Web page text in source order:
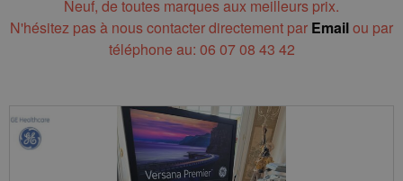
Neuf, de toutes marques aux meilleurs prix.
N'hésitez pas à nous contacter directement par Emailou par
téléphone au: 06 07 08 43 42